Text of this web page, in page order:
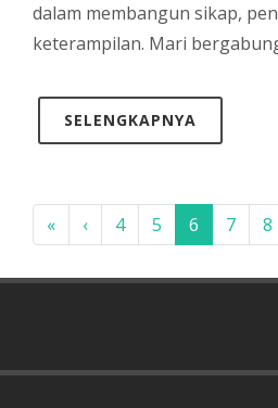
dalam membangun sikap,
keterampilan. Mari
SELENGKAPNYA
« ‹ 4 5 6 7 8